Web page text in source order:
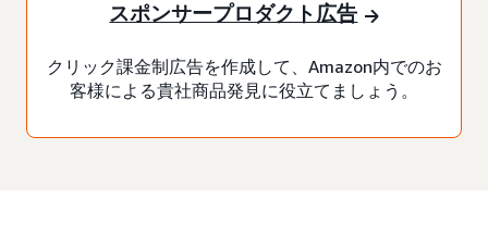
スポンサープロダクト広告
クリック課金制広告を作成して、Amazon内でのお
客様による貴社商品発見に役立てましょう。